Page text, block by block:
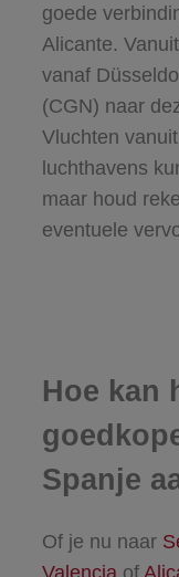
goede
Alicante.
vanaf
(CGN) naar
Vluchten
luchthavens
maar houd
eventuele
Hoe kan
Spanje
Of je nu naar